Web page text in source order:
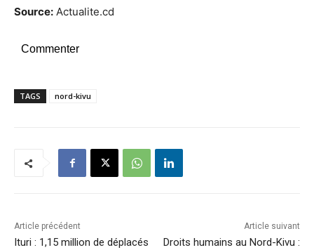
Source: Actualite.cd
Commenter
TAGS nord-kivu
Article précédent
Ituri : 1,15 million de déplacés
Article suivant
Droits humains au Nord-Kivu :